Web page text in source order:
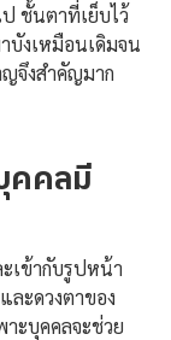
ชั้นตาที่เย็บไว้
บังเหมือนเดิมจน
จึงสำคัญมาก
คคลมี
เข้ากับรูปหน้า
ละดวงตาของ
ะบุคคลจะช่วย